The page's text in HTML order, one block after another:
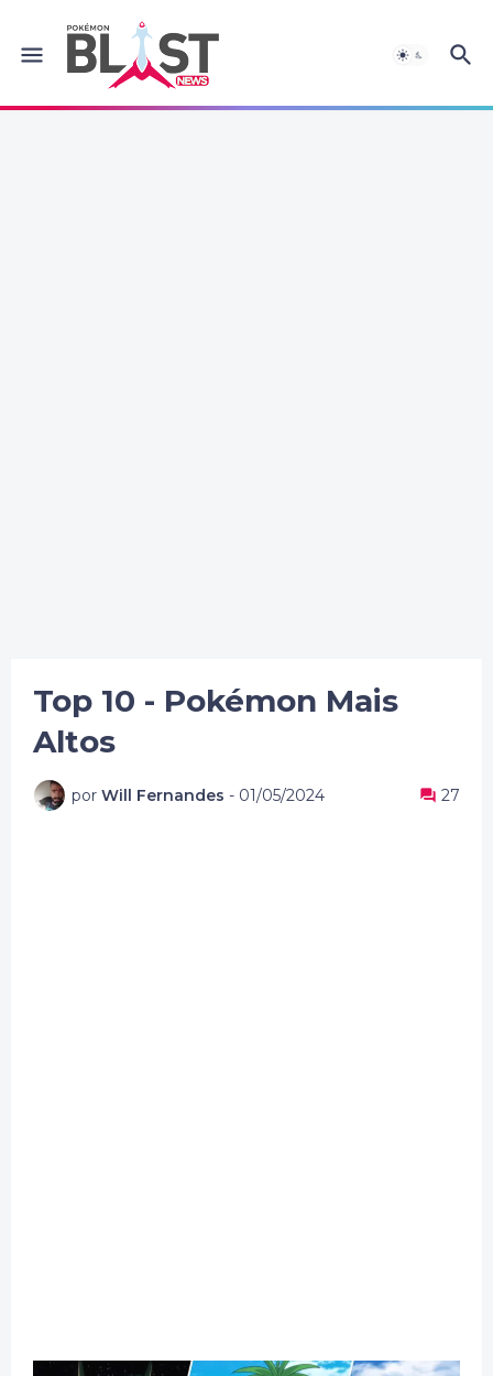
Top 10 - Pokémon Mais
Altos
por Will Fernandes - 01/05/2024 27